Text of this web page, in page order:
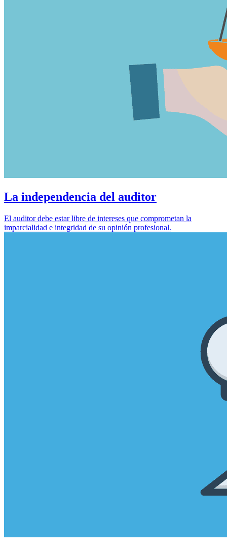
La independencia del auditor
El auditor debe estar libre de intereses que comprometan la
imparcialidad e integridad de su opinión profesional.